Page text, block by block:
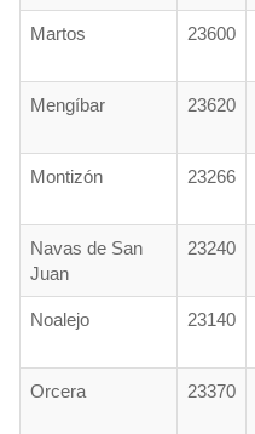
Martos 23600
Mengíbar 23620
Montizón 23266
Navas de San
Juan
23240
Noalejo 23140
Orcera 23370